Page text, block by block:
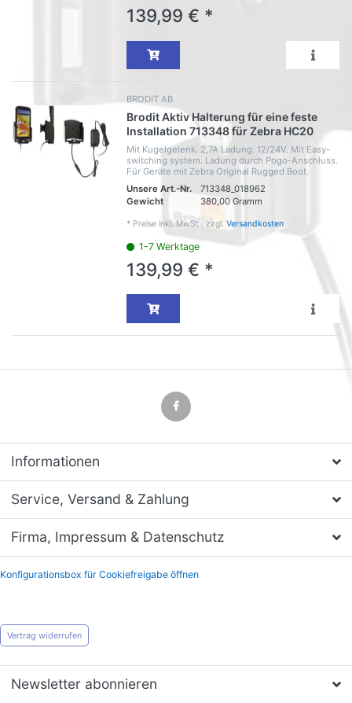
139,99 € *
BRODIT AB
Brodit Aktiv Halterung für eine feste
Installation 713348 für Zebra HC20
Mit Kugelgelenk. 2,7A Ladung. 12/24V. Mit Easy-
switching system. Ladung durch Pogo-Anschluss.
Für Geräte mit Zebra Original Rugged Boot.
Unsere Art.-Nr.
713348_018962
Gewicht
380,00 Gramm
* Preise inkl. MwSt., zzgl. Versandkosten
1-7 Werktage
139,99 € *
Informationen
Service, Versand & Zahlung
Firma, Impressum & Datenschutz
Konfigurationsbox für Cookiefreigabe öffnen
Vertrag widerrufen
Newsletter abonnieren